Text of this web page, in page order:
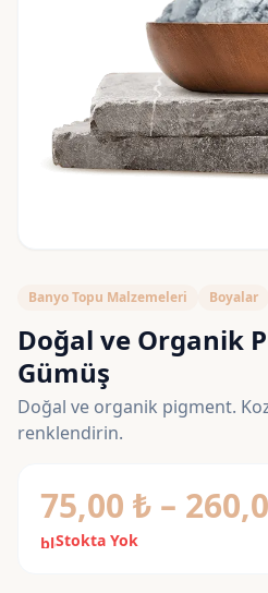
Banyo Topu Malzemeleri Boyalar
Doğal ve Organik
Gümüş
Doğal ve organik pigment.
renklendirin.
75,00 ₺ –
block
Stokta Yok